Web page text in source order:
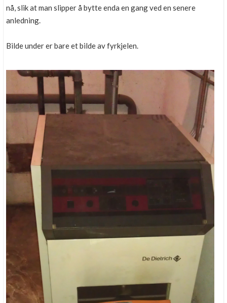
nå, slik at man slipper å bytte enda en gang ved en senere
anledning.
Bilde under er bare et bilde av fyrkjelen.